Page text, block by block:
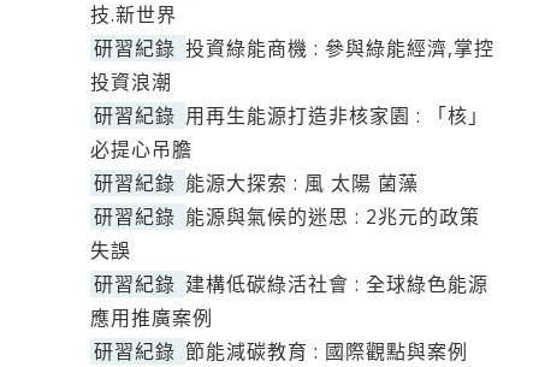
技.新世界
研習紀錄 投資綠能商機 : 參與綠能經濟,掌控
投資浪潮
研習紀錄 用再生能源打造非核家園 : 「核」
必提心吊膽
研習紀錄 能源大探索 : 風 太陽 菌藻
研習紀錄 能源與氣候的迷思 : 2兆元的政策
失誤
研習紀錄 建構低碳綠活社會 : 全球綠色能源
應用推廣案例
研習紀錄 節能減碳教育 : 國際觀點與案例